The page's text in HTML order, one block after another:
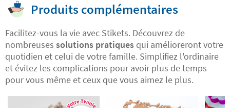
Produits complémentaires
Facilitez-vous la vie avec Stikets. Découvrez de
nombreuses solutions pratiques qui amélioreront votre
quotidien et celui de votre famille. Simplifiez l'ordinaire
et évitez les complications pour avoir plus de temps
pour vous même et ceux que vous aimez le plus.